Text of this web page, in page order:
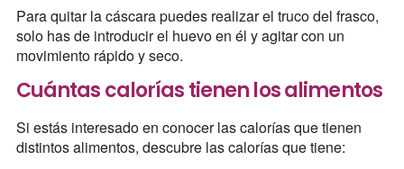
Para quitar la cáscara puedes realizar el truco del frasco,
solo has de introducir el huevo en él y agitar con un
movimiento rápido y seco.
Cuántas calorías tienen los alimentos
Si estás interesado en conocer las calorías que tienen
distintos alimentos, descubre las calorías que tiene: